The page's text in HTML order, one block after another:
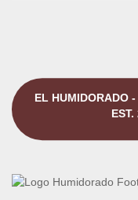
EL HUMIDORADO